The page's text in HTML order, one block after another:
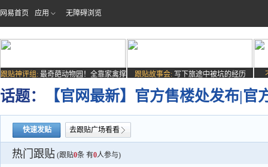
网易首页 应用 无障碍浏览
跟贴神评组: 最奇葩动物园！全靠家禽撑
场子
跟贴故事会: 写下旅途中被坑的经历
话题： 【官网最新】官方售楼处发布|官
快速发贴 去跟贴广场看看
热门跟贴 (跟贴0条 有0人参与)